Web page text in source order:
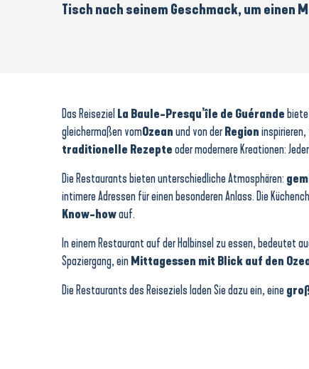
Tisch nach seinem Geschmack, um einen
Restaurant P'tite Casquette
Auberge Le Nézil
Odette à la mer
Le Ruban Bleu
Das Reiseziel La Baule-Presqu’île de Guérande
gleichermaßen vomOzeanund von derRegion
traditionelle Rezepteoder modernere Kreationen:
Die Restaurants bieten unterschiedliche Atmosphären:
intimere Adressen für einen besonderen Anlass. Die
Know-howauf.
In einem Restaurant auf der Halbinsel zu essen, bedeutet
Spaziergang, einMittagessen mit Blick auf den
Die Restaurants des Reiseziels laden Sie dazu ein, eine